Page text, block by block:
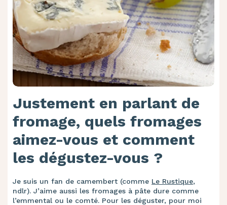
Justement en parlant de
fromage, quels fromages
aimez-vous et comment
les dégustez-vous ?
Je suis un fan de camembert (comme Le Rustique,
ndlr). J’aime aussi les fromages à pâte dure comme
l’emmental ou le comté. Pour les déguster, pour moi